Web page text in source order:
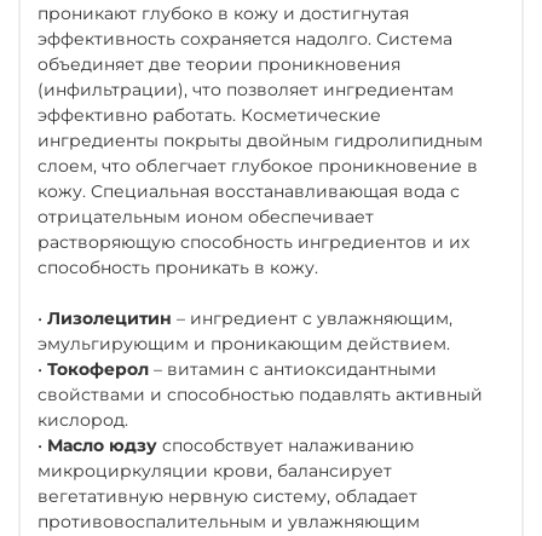
проникают глубоко в кожу и достигнутая
эффективность сохраняется надолго. Система
объединяет две теории проникновения
(инфильтрации), что позволяет ингредиентам
эффективно работать. Косметические
ингредиенты покрыты двойным гидролипидным
слоем, что облегчает глубокое проникновение в
кожу. Специальная восстанавливающая вода с
отрицательным ионом обеспечивает
растворяющую способность ингредиентов и их
способность проникать в кожу.
• Лизолецитин – ингредиент с увлажняющим,
эмульгирующим и проникающим действием.
• Токоферол – витамин с антиоксидантными
свойствами и способностью подавлять активный
кислород.
• Масло юдзу способствует налаживанию
микроциркуляции крови, балансирует
вегетативную нервную систему, обладает
противовоспалительным и увлажняющим